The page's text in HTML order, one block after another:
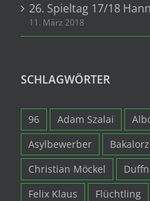
26. Spieltag 17/18
11. März 2018
SCHLAGWÖRTER
96 Adam Szalai
Asylbewerber
Bakalorz
Christian Möckel
Felix Klaus
Flüchtling